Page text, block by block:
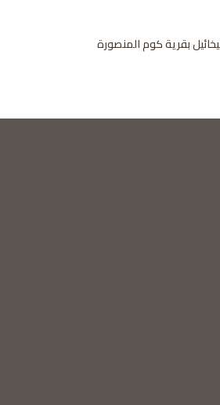
بقرية كوم المنصورة